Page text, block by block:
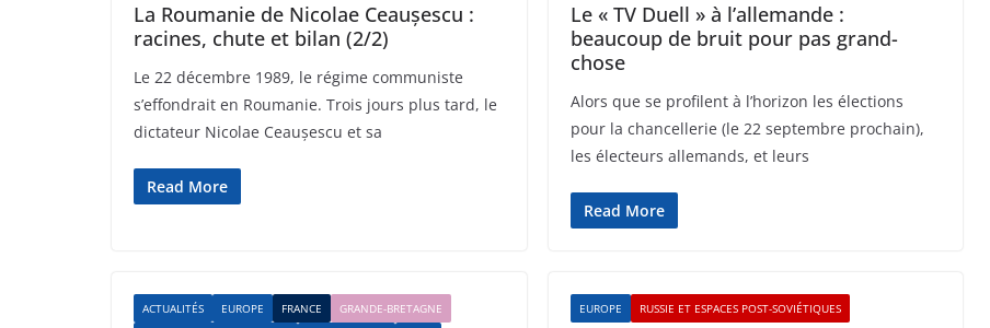
La Roumanie de Nicolae Ceaușescu :
racines, chute et bilan (2/2)
Le 22 décembre 1989, le régime communiste
s’effondrait en Roumanie. Trois jours plus tard, le
dictateur Nicolae Ceaușescu et sa
Read More
Le « TV Duell » à l’allemande :
beaucoup de bruit pour pas grand-
chose
Alors que se profilent à l’horizon les élections
pour la chancellerie (le 22 septembre prochain),
les électeurs allemands, et leurs
Read More
ACTUALITÉS EUROPE FRANCE
GRANDE-BRETAGNE
EUROPE RUSSIE ET ESPACES POST-SOVIÉTIQUES